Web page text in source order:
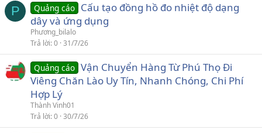
P Quảng cáo Cấu tạo đồng hồ đo nhiệt độ dạng
dây và ứng dụng
Phương_bilalo
Trả lời 0 31/7/26
Quảng cáo Vận Chuyển Hàng Từ Phú Thọ Đi
Viêng Chăn Lào Uy Tín, Nhanh Chóng, Chi Phí
Hợp Lý
Thành Vinh01
Trả lời 0 30/7/26